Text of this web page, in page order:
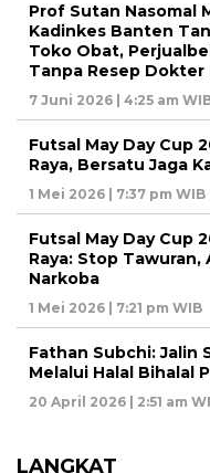
Prof Sutan Nasomal
Kadinkes Banten
Toko Obat,
Tanpa Resep Dokter
7 Juni 2026 | 4:25 am
Futsal May Day Cup
Raya, Bersatu Jaga
1 Mei 2026 | 7:37 pm WIB
Futsal May Day Cup
Raya: Stop Tawuran,
Narkoba
1 Mei 2026 | 7:21 pm WIB
Fathan Subchi: Jalin
Melalui Halal Bihalal
20 April 2026 | 2:51 am
LANGKAT